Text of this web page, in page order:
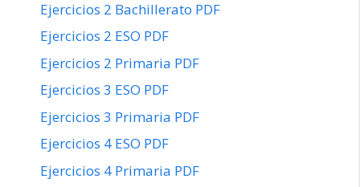
Ejercicios 2 Bachillerato PDF
Ejercicios 2 ESO PDF
Ejercicios 2 Primaria PDF
Ejercicios 3 ESO PDF
Ejercicios 3 Primaria PDF
Ejercicios 4 ESO PDF
Ejercicios 4 Primaria PDF